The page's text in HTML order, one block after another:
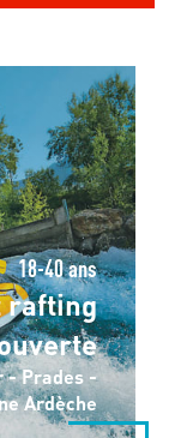
18-40 ans
rafting
- Prades -
Ardèche